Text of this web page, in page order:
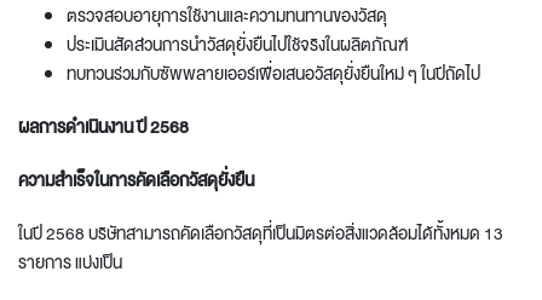
ตรวจสอบอายุการใช้งานและความทนทานของวัสดุ
ประเมินสัดส่วนการนำวัสดุยั่งยืนไปใช้จริงในผลิตภัณฑ์
ทบทวนร่วมกับซัพพลายเออร์เพื่อเสนอวัสดุยั่งยืนใหม่ ๆ ในปีถัดไป
ผลการดำเนินงาน ปี 2568
ความสำเร็จในการคัดเลือกวัสดุยั่งยืน
ในปี 2568 บริษัทสามารถคัดเลือกวัสดุที่เป็นมิตรต่อสิ่งแวดล้อมได้ทั้งหมด 13
รายการ แบ่งเป็น